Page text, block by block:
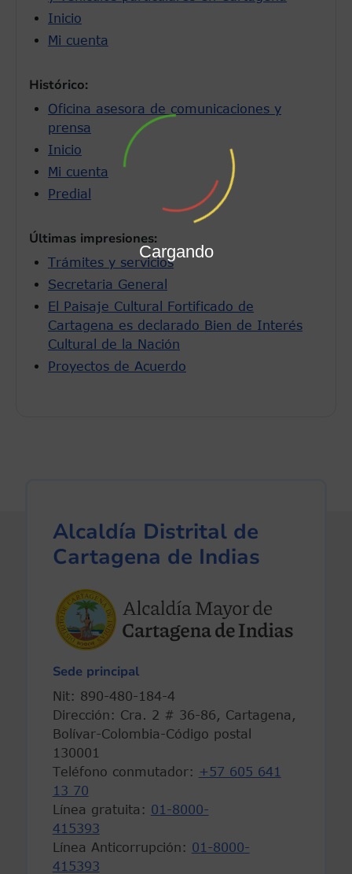
Inicio
Mi cuenta
Histórico:
Oficina asesora de comunicaciones y
prensa
Inicio
Mi cuenta
Predial
Últimas impresiones:
Trámites y servicios
Secretaria General
El Paisaje Cultural Fortificado de
Cartagena es declarado Bien de Interés
Cultural de la Nación
Proyectos de Acuerdo
Alcaldía Distrital de
Cartagena de Indias
Sede principal
Nit: 890-480-184-4
Dirección: Cra. 2 # 36-86, Cartagena,
Bolívar-Colombia-Código postal
130001
Teléfono conmutador: +57 605 641
13 70
Línea gratuita: 01-8000-
415393
Línea Anticorrupción: 01-8000-
415393
Cargando